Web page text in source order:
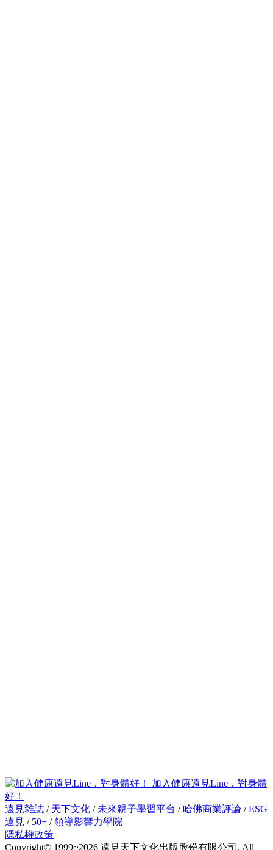
加入健康遠見Line，對身體
好！
遠見雜誌 / 天下文化 / 未來親子學習平台 / 哈佛商業評論 /ESG
遠見 / 50+ /領導影響力學院
隱私權政策
Copyright© 1999~2026 遠見天下文化出版股份有限公司. All